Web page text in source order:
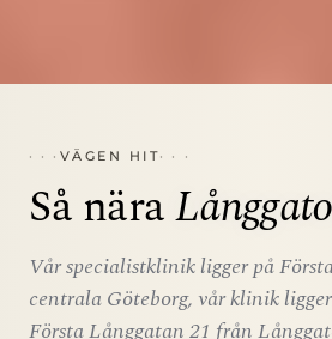
VÄGEN HIT
Så nära
Vår specialistklinik ligger på
centrala Göteborg, vår klinik
Första Långgatan 21 från